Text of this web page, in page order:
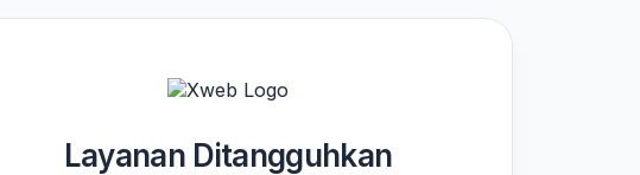
Layanan Ditangguhkan